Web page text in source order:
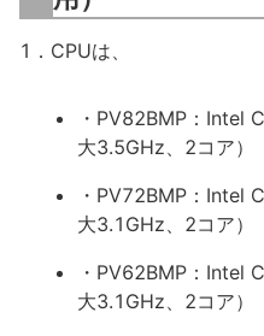
1．CPUは、
・PV82BMP：Intel
大3.5GHz、2コア）
・PV72BMP：Intel
大3.1GHz、2コア）
・PV62BMP：Intel
大3.1GHz、2コア）